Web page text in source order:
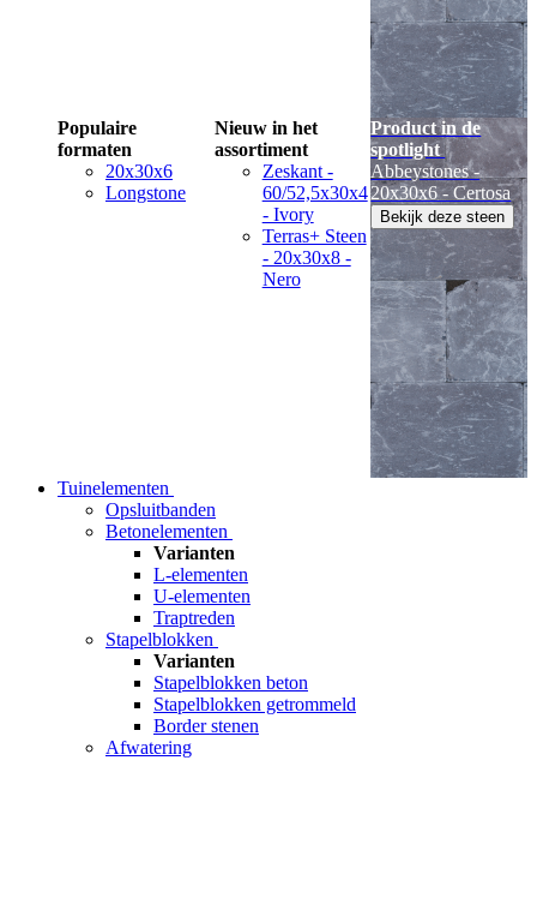
Populaire
formaten
20x30x6
Longstone
Nieuw in het
assortiment
Zeskant -
60/52,5x30x4
- Ivory
Terras+ Steen
- 20x30x8 -
Nero
Product in de
spotlight
Abbeystones -
20x30x6 - Certosa
Bekijk deze steen
Tuinelementen
Opsluitbanden
Betonelementen
Varianten
L-elementen
U-elementen
Traptreden
Stapelblokken
Varianten
Stapelblokken beton
Stapelblokken getrommeld
Border stenen
Afwatering